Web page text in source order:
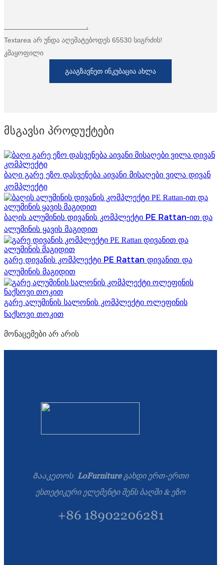
Textarea არ უნდა აღემატებოდეს 65530 სიგრძის!
კმაყოფილი
ᲒᲐᲐᲒᲖᲐᲕᲜᲔᲗ ᲘᲜᲙᲣᲑᲐᲪᲘᲐ ᲐᲮᲚᲐ
Მსგავსი Პროდუქტები
ბაღი გარე ეზო დასვენება აივანი მისაღები ვილა დივან
კომპლექტი
ბაღის ალუმინის დივანის კომპლექტი PE Rattan-ით და
ალუმინის ყავის მაგიდით
გარე დივანის კომპლექტი PE Rattan დივანით და
ალუმინის მაგიდით
გარე ალუმინის სალონის კომპლექტი ოლეფინის
ნაქსოვი თოკით
მონაცემები არ არის
Გააკეთოს LoFurniture გახდი ერთ-ერთი
ესთეტიკური ელემენტი შენს ბაღში & ეზო
+86 18902206281